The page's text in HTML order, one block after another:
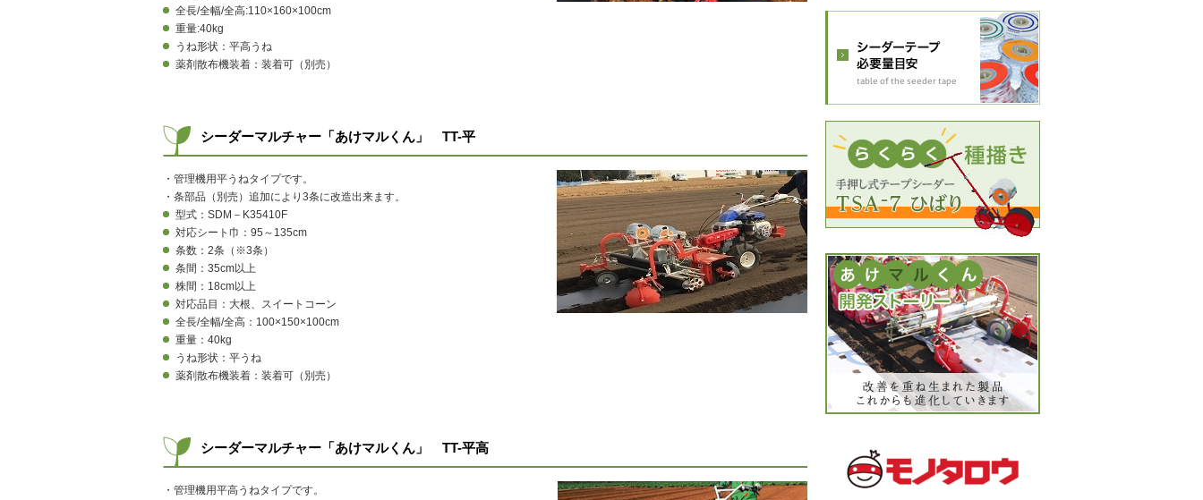
全長/全幅/全高:110×160×100cm
重量:40kg
うね形状：平高うね
薬剤散布機装着：装着可（別売）
シーダーマルチャー「あけマルくん」 TT-平
・管理機用平うねタイプです。
・条部品（別売）追加により3条に改造出来ます。
型式：SDM－K35410F
対応シート巾：95～135cm
条数：2条（※3条）
条間：35cm以上
株間：18cm以上
対応品目：大根、スイートコーン
全長/全幅/全高：100×150×100cm
重量：40kg
うね形状：平うね
薬剤散布機装着：装着可（別売）
シーダーマルチャー「あけマルくん」 TT-平高
・管理機用平高うねタイプです。